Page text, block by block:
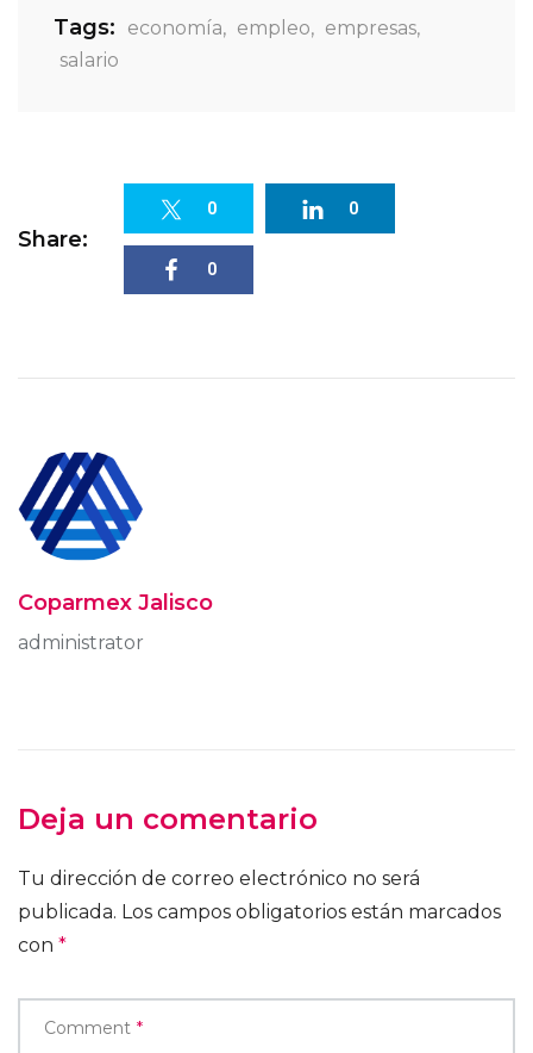
Tags: economía, empleo, empresas,
salario
Share:
0 0
0
Coparmex Jalisco
administrator
Deja un comentario
Tu dirección de correo electrónico no será
publicada. Los campos obligatorios están marcados
con *
Comment *